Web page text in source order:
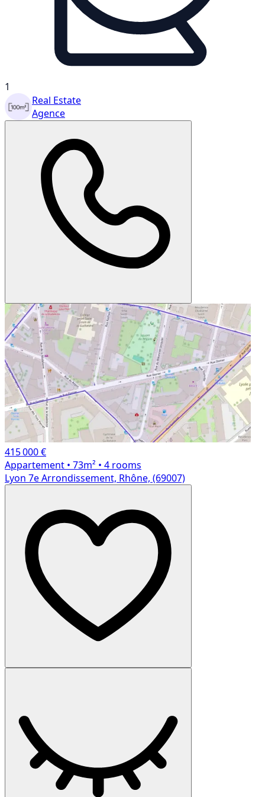
1
Real Estate
Agence
415 000 €
Appartement • 73m² • 4 rooms
Lyon 7e Arrondissement, Rhône, (69007)